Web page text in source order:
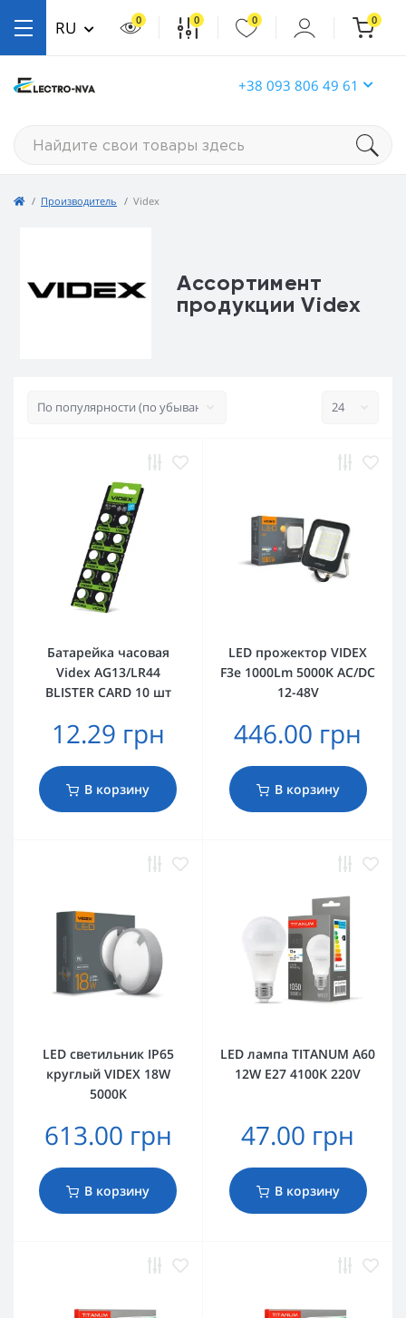
+38 093 806 49 61
RU 0 0 0 0
Производитель Videx
Ассортимент
продукции Videx
Батарейка часовая
Videx AG13/LR44
BLISTER CARD 10 шт
12.29 грн
В корзину
LED прожектор VIDEX
F3e 1000Lm 5000K AC/DC
12-48V
446.00 грн
В корзину
LED светильник IP65
круглый VIDEX 18W
5000K
613.00 грн
В корзину
LED лампа TITANUM A60
12W E27 4100K 220V
47.00 грн
В корзину